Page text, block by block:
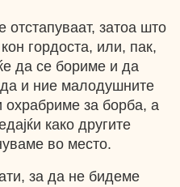
отстапуваат, затоа што
гордоста, или, пак,
да се бориме и да
и ние малодушните
за борба, а
како другите
во место.
за да не бидеме